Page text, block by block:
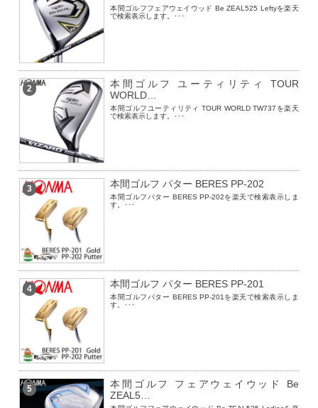
本間ゴルフフェアウェイウッド Be ZEAL525 Leftyを楽天
で検索表示します。･･･
2
本間ゴルフ ユーティリティ TOUR
WORLD…
本間ゴルフユーティリティ TOUR WORLD TW737を楽天
で検索表示します。･･･
3 本間ゴルフ パター BERES PP-202
本間ゴルフパター BERES PP-202を楽天で検索表示しま
す。･･･
4 本間ゴルフ パター BERES PP-201
本間ゴルフパター BERES PP-201を楽天で検索表示しま
す。･･･
5
本間ゴルフ フェアウェイウッド Be
ZEAL5…